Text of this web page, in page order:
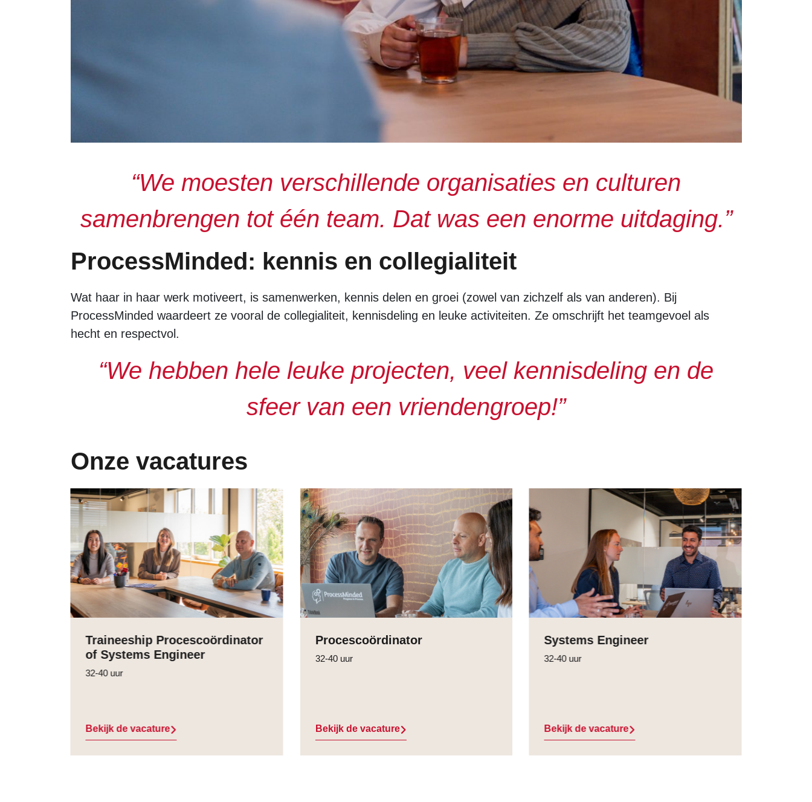
“We moesten verschillende organisaties en culturen
samenbrengen tot één team. Dat was een enorme uitdaging.”
ProcessMinded: kennis en collegialiteit
Wat haar in haar werk motiveert, is samenwerken, kennis delen en groei (zowel van zichzelf als van anderen). Bij
ProcessMinded waardeert ze vooral de collegialiteit, kennisdeling en leuke activiteiten. Ze omschrijft het teamgevoel als
hecht en respectvol.
“We hebben hele leuke projecten, veel kennisdeling en de
sfeer van een vriendengroep!”
Onze vacatures
Traineeship Procescoördinator
of Systems Engineer
32-40 uur
Bekijk de vacature
Procescoördinator
32-40 uur
Bekijk de vacature
Systems Engineer
32-40 uur
Bekijk de vacature